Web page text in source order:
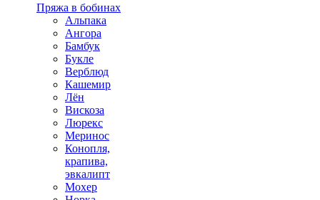
Пряжа в бобинах
Альпака
Ангора
Бамбук
Букле
Верблюд
Кашемир
Лён
Вискоза
Люрекс
Меринос
Конопля,
крапива,
эвкалипт
Мохер